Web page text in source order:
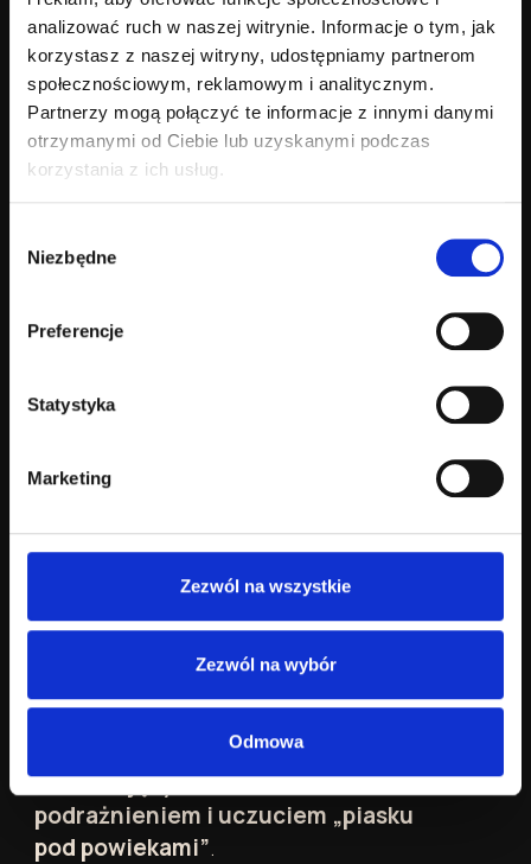
analizować ruch w naszej witrynie. Informacje o tym, jak
korzystasz z naszej witryny, udostępniamy partnerom
społecznościowym, reklamowym i analitycznym.
Partnerzy mogą połączyć te informacje z innymi danymi
otrzymanymi od Ciebie lub uzyskanymi podczas
korzystania z ich usług.
zgody
Niezbędne
Preferencje
Statystyka
Marketing
Zezwól na wszystkie
Zezwól na wybór
Odmowa
Blefaroterapia
oczyszczająca „NuLids”
oraz pielęgnacji brzegów powiek, wykorzystywana
Co ważne, sprawdza się ona szczególnie dobrze wtedy,
gdy tradycyjne metody nie dają oczekiwanych efektów.
uporczywych dolegliwości, które często
utrzymują się miesiącami. Zabieg ten stosujemy przede
Nużeńcem (Demodex),
przewlekłym zapaleniem brzegów powiek
objawamizespołu suchego okawynikającymi
z zaburzeń filmu łzowego,
nawracającym zaczerwienieniem,
podrażnieniem i uczuciem „piasku
pod powiekami”.